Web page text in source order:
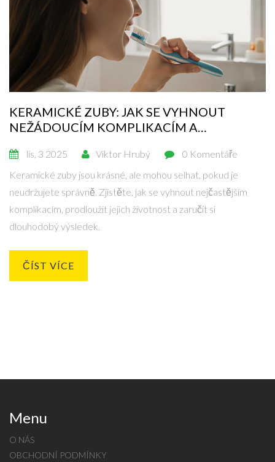
KERAMICKÉ ZUBY: JAK SE VYHNOUT
NEŽÁDOUCÍM KOMPLIKACÍM A
lis, 3 2025 Viktor Hrubý
0 Komentáře
Keramické zuby jsou krásné, ale mohou selhat, pokud je
neudržujete správně. Zjistěte, jak se vyhnout nejčastějším
komplikacím, prodloužit jejich životnost a zaručit si
dlouhodobý výsledek.
ČÍST VÍCE
Menu
O NÁS
OBCHODNÍ PODMÍNKY